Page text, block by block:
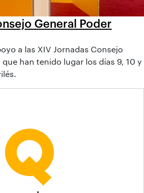
General Poder
a las XIV Jornadas Consejo
que han tenido lugar los días 9, 10 y